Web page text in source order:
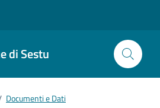
di Sestu
Documenti e Dati